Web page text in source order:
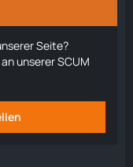
Seite?
unserer SCUM